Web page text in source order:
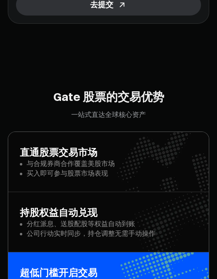
去提交
Gate 股票的交易优势
一站式直达全球核心资产
直通股票交易市场
与合规券商合作覆盖美股市场
买入即可参与股票市场表现
持股权益自动兑现
分红派息、送股配股等权益自动到账
公司行动实时同步，持仓调整无需手动操作
超低门槛开启交易